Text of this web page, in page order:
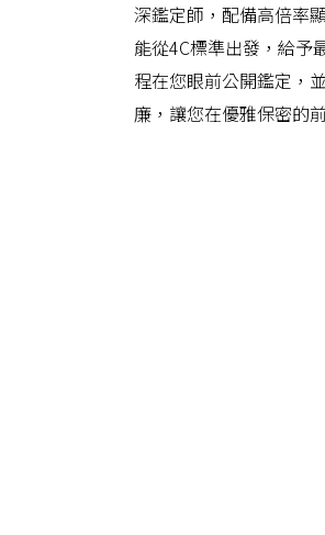
深鑑定師，配備高倍率
能從4C標準出發，給予
程在您眼前公開鑑定，
廉，讓您在優雅保密的